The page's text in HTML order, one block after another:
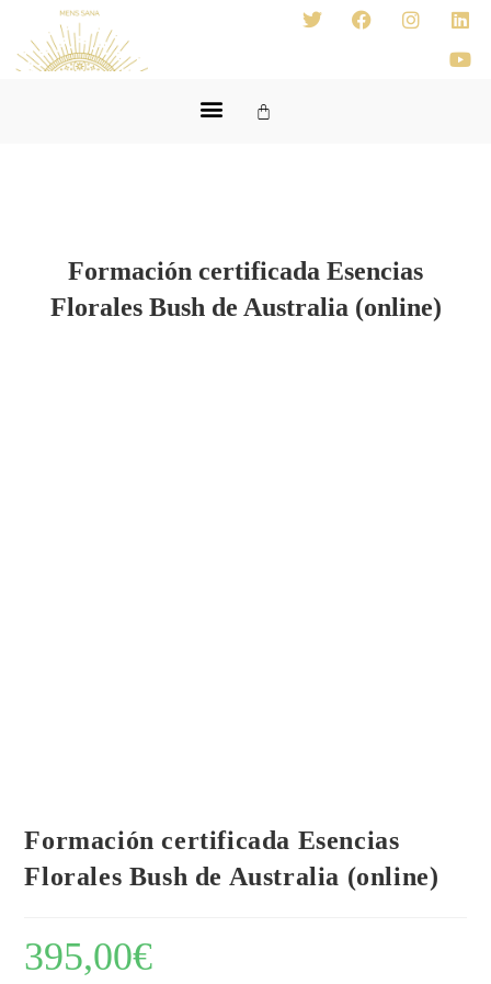
Formación certificada Esencias
Florales Bush de Australia (online)
Formación certificada Esencias
Florales Bush de Australia (online)
395,00€